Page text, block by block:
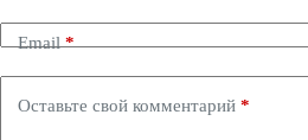
Email*
Оставьте свой комментарий *